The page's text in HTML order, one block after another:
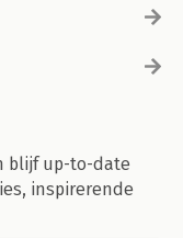
blijf up-to-date
inspirerende